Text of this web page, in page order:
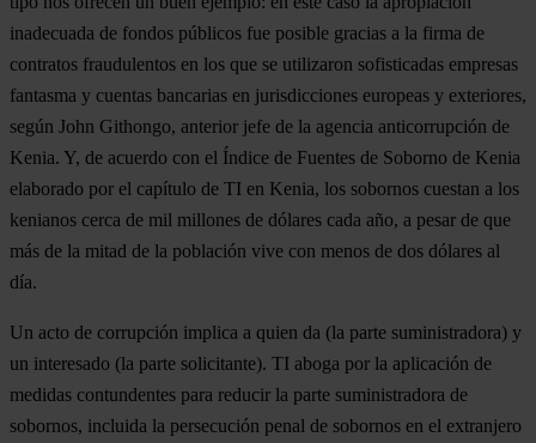
inadecuada de fondos públicos fue posible gracias a la firma de
contratos fraudulentos en los que se utilizaron sofisticadas empresas
fantasma y cuentas bancarias en jurisdicciones europeas y exteriores,
según John Githongo, anterior jefe de la agencia anticorrupción de
Kenia. Y, de acuerdo con el Índice de Fuentes de Soborno de Kenia
elaborado por el capítulo de TI en Kenia, los sobornos cuestan a los
kenianos cerca de mil millones de dólares cada año, a pesar de que
más de la mitad de la población vive con menos de dos dólares al
día.
Un acto de corrupción implica a quien da (la parte suministradora) y
un interesado (la parte solicitante). TI aboga por la aplicación de
medidas contundentes para reducir la parte suministradora de
sobornos, incluida la persecución penal de sobornos en el extranjero